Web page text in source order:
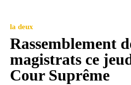
la deux
Rassemblement
magistrats ce
Cour Suprême